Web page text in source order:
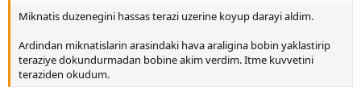
Miknatis duzenegini hassas terazi uzerine koyup darayi aldim.
Ardindan miknatislarin arasindaki hava araligina bobin yaklastirip
teraziye dokundurmadan bobine akim verdim. Itme kuvvetini
teraziden okudum.